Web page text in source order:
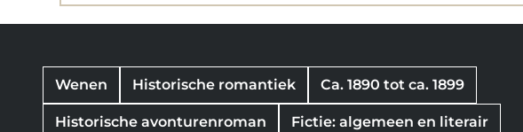
Wenen Historische romantiek Ca. 1890 tot ca. 1899
Historische avonturenroman Fictie: algemeen en literair